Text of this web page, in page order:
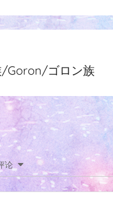
/Goron/ゴロン族
论